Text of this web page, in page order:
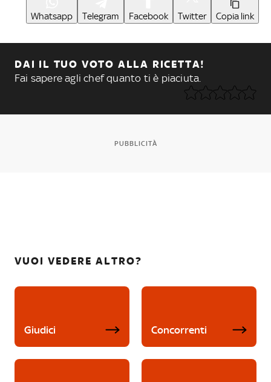
Whatsapp Telegram Facebook Twitter Copia link
DAI IL TUO VOTO ALLA RICETTA!
Fai sapere agli chef quanto ti è piaciuta.
PUBBLICITÀ
VUOI VEDERE ALTRO?
Giudici Concorrenti